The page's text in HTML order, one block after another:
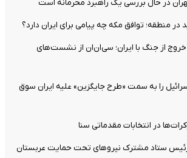
در حال بررسی یک راهبرد محرمانه است
منطقه؛ توافق مکه چه پیامی برای ایران دارد؟
خروج از جنگ با ایران؛ سی‌ان‌ان از نشست‌های
اسرائیل را به سمت «طرح جایگزین» علیه ایران سوق
ستاد مشترک نیروهای تحت حمایت عربستان